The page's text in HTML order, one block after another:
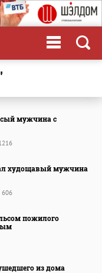
мужчина с
худощавый мужчина
606
пожилого
из дома